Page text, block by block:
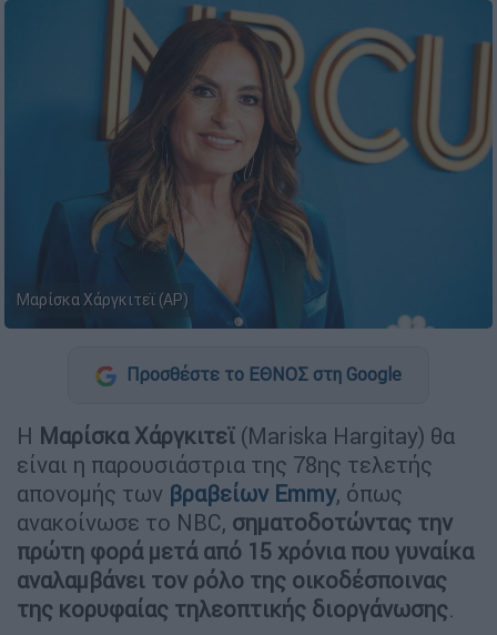
Μαρίσκα Χάργκιτεϊ (AP)
Προσθέστε το ΕΘΝΟΣ στη Google
Η Μαρίσκα Χάργκιτεϊ (Mariska Hargitay) θα
είναι η παρουσιάστρια της 78ης τελετής
απονομής των βραβείων Emmy, όπως
ανακοίνωσε το NBC, σηματοδοτώντας την
πρώτη φορά μετά από 15 χρόνια που γυναίκα
αναλαμβάνει τον ρόλο της οικοδέσποινας
της κορυφαίας τηλεοπτικής διοργάνωσης.